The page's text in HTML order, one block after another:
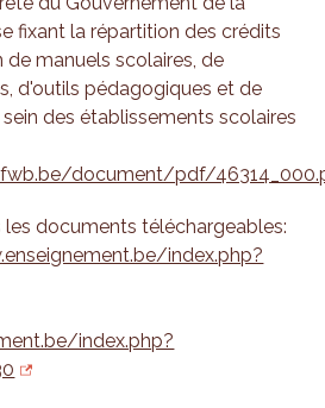
fixant la répartition des crédits
manuels scolaires, de
d'outils pédagogiques et de
des établissements scolaires
document/pdf/
les documents téléchargeables:
index.php?
index.php?